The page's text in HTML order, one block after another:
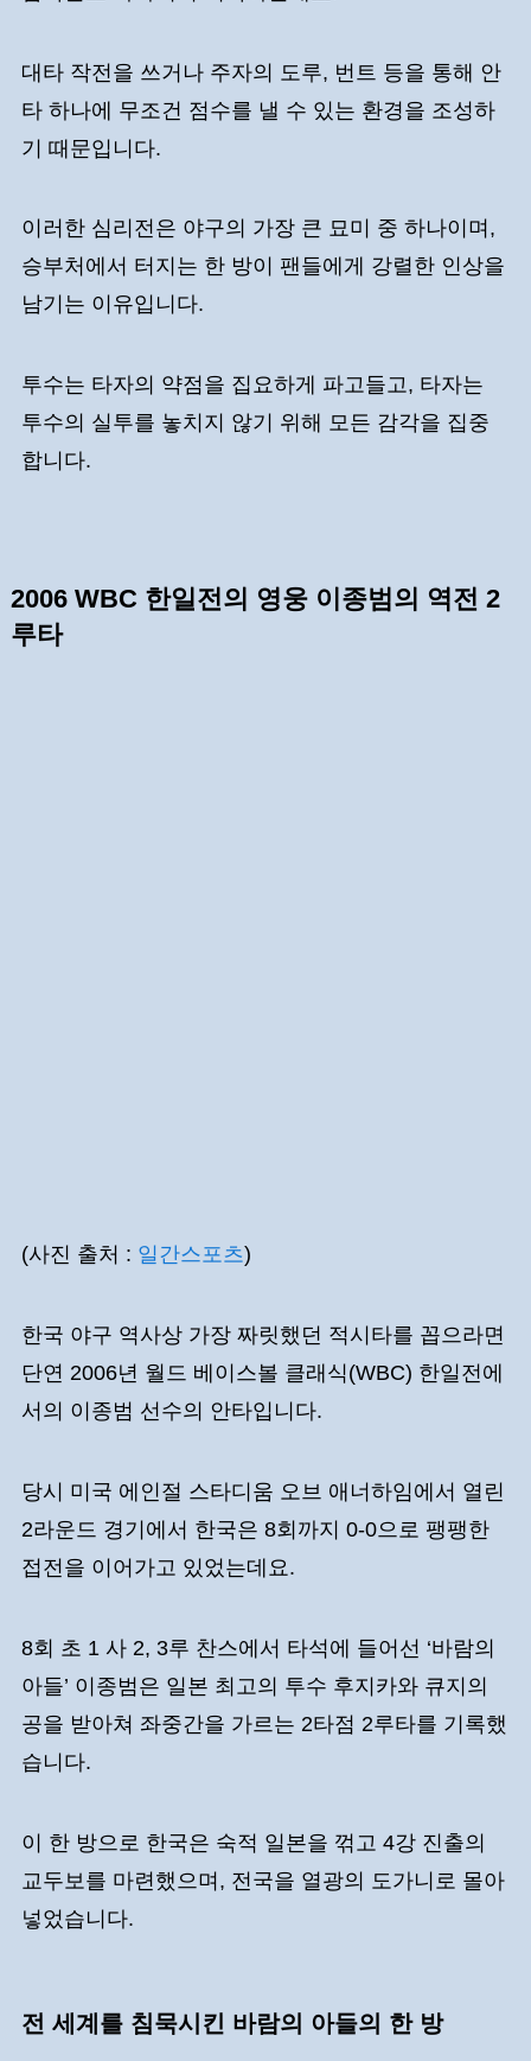
대타 작전을 쓰거나 주자의 도루, 번트 등을 통해 안
타 하나에 무조건 점수를 낼 수 있는 환경을 조성하
기 때문입니다.
이러한 심리전은 야구의 가장 큰 묘미 중 하나이며,
승부처에서 터지는 한 방이 팬들에게 강렬한 인상을
남기는 이유입니다.
투수는 타자의 약점을 집요하게 파고들고, 타자는
투수의 실투를 놓치지 않기 위해 모든 감각을 집중
합니다.
2006 WBC 한일전의 영웅 이종범의 역전 2
루타
(사진 출처 : 일간스포츠)
한국 야구 역사상 가장 짜릿했던 적시타를 꼽으라면
단연 2006년 월드 베이스볼 클래식(WBC) 한일전에
서의 이종범 선수의 안타입니다.
당시 미국 에인절 스타디움 오브 애너하임에서 열린
2라운드 경기에서 한국은 8회까지 0-0으로 팽팽한
접전을 이어가고 있었는데요.
8회 초 1 사 2, 3루 찬스에서 타석에 들어선 ‘바람의
아들’ 이종범은 일본 최고의 투수 후지카와 큐지의
공을 받아쳐 좌중간을 가르는 2타점 2루타를 기록했
습니다.
이 한 방으로 한국은 숙적 일본을 꺾고 4강 진출의
교두보를 마련했으며, 전국을 열광의 도가니로 몰아
넣었습니다.
전 세계를 침묵시킨 바람의 아들의 한 방